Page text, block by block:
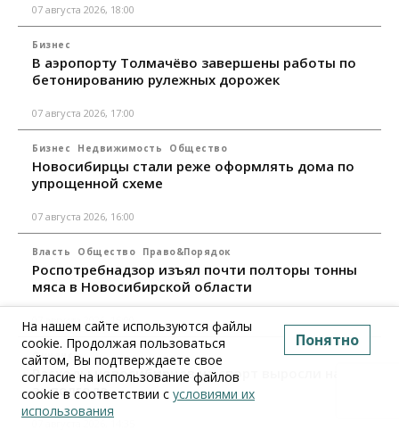
07 августа 2026, 18:00
Бизнес
В аэропорту Толмачёво завершены работы по
бетонированию рулежных дорожек
07 августа 2026, 17:00
Бизнес Недвижимость Общество
Новосибирцы стали реже оформлять дома по
упрощенной схеме
07 августа 2026, 16:00
Власть Общество Право&Порядок
Роспотребнадзор изъял почти полторы тонны
мяса в Новосибирской области
07 августа 2026, 15:00
Финансы
Расходы новосибирцев на спорт выросли на 40%
за полгода
На нашем сайте используются файлы
cookie. Продолжая пользоваться
сайтом, Вы подтверждаете свое
согласие на использование файлов
cookie в соответствии с условиями их
использования
Понятно